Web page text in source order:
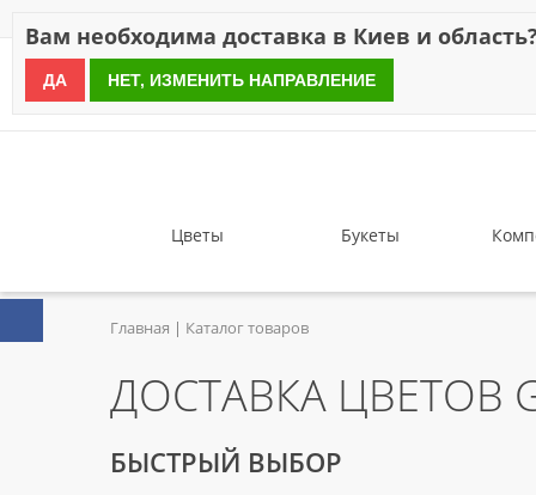
since 1999
Цветы Букеты
Главная Каталог товаров
ДОСТАВКА ЦВЕТОВ
БЫСТРЫЙ ВЫБОР
Вам необходима доставка в Киев и область?
ДА НЕТ, ИЗМЕНИТЬ НАПРАВЛЕНИЕ